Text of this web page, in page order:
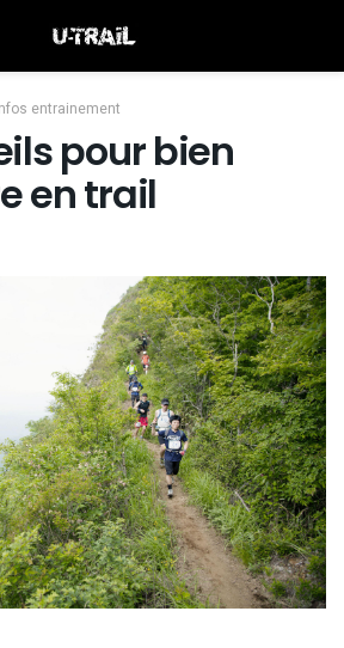
entrainement
pour bien
en trail